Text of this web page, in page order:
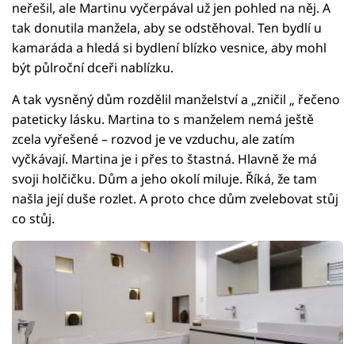
neřešil, ale Martinu vyčerpával už jen pohled na něj. A
tak donutila manžela, aby se odstěhoval. Ten bydlí u
kamaráda a hledá si bydlení blízko vesnice, aby mohl
být půlroční dceři nablízku.
A tak vysněný dům rozdělil manželství a „zničil „ řečeno
pateticky lásku. Martina to s manželem nemá ještě
zcela vyřešené – rozvod je ve vzduchu, ale zatím
vyčkávají. Martina je i přes to štastná. Hlavně že má
svoji holčičku. Dům a jeho okolí miluje. Říká, že tam
našla její duše rozlet. A proto chce dům zvelebovat stůj
co stůj.